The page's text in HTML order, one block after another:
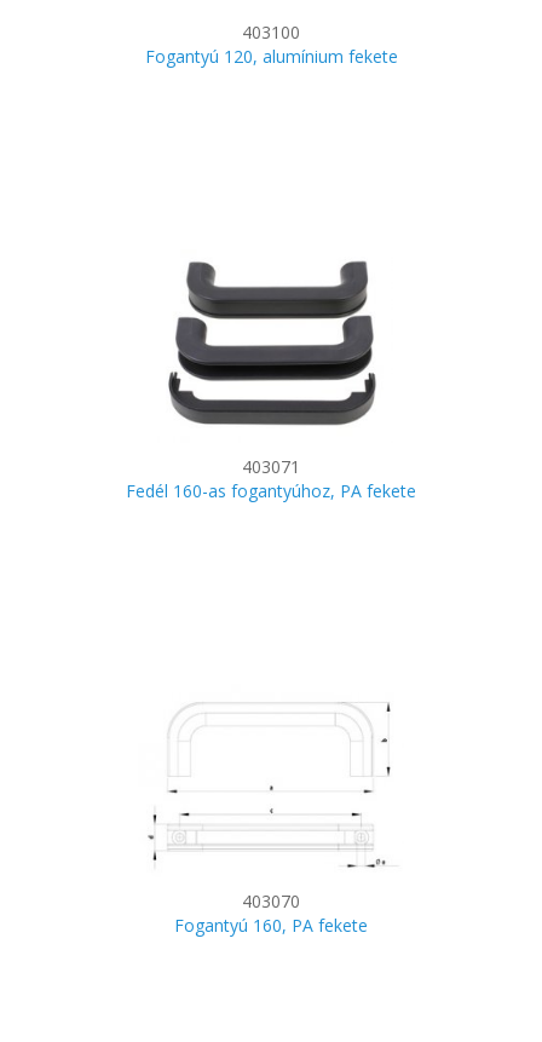
403100
Fogantyú 120, alumínium fekete
403071
Fedél 160-as fogantyúhoz, PA fekete
403070
Fogantyú 160, PA fekete